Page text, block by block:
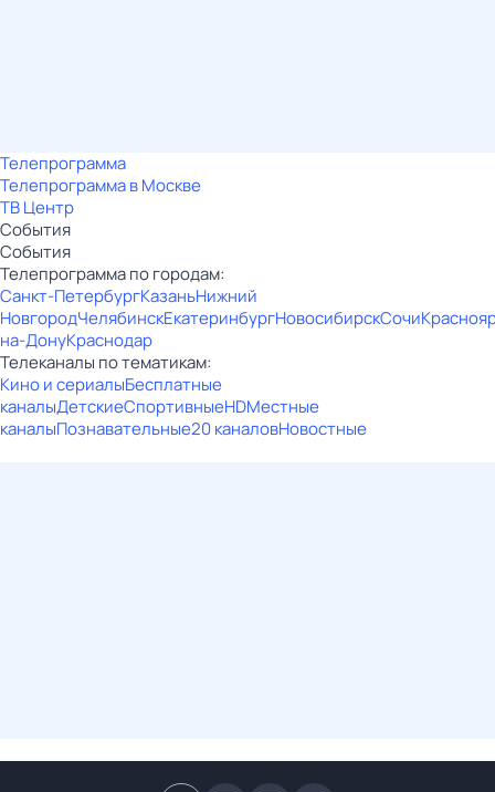
Телепрограмма
Телепрограмма в Москве
ТВ Центр
События
События
Телепрограмма по городам:
Санкт-ПетербургКазаньНижний
НовгородЧелябинскЕкатеринбургНовосибирскСочи
на-ДонуКраснодар
Телеканалы по тематикам:
Кино и сериалыБесплатные
каналыДетскиеСпортивныеHDМестные
каналыПознавательные20 каналовНовостные